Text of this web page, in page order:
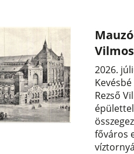
2026.
Rezső
főváros